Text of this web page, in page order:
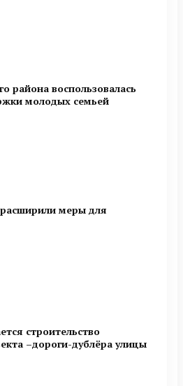
района воспользовалась
молодых семьей
меры для
строительство
–дороги-дублёра улицы